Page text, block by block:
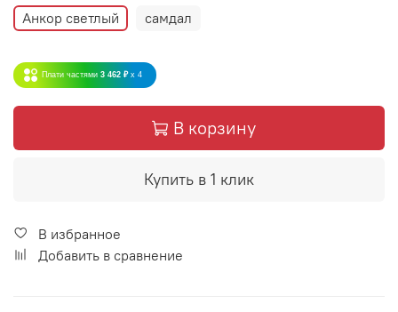
Анкор светлый самдал
Плати частями 3 462 ₽ x 4
В корзину
Купить в 1 клик
В избранное
Добавить в сравнение